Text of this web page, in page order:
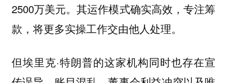
2500万美元。其运作模式确实高效，专注筹
款，将更多实操工作交由他人处理。
但埃里克·特朗普的这家机构同时也存在宣